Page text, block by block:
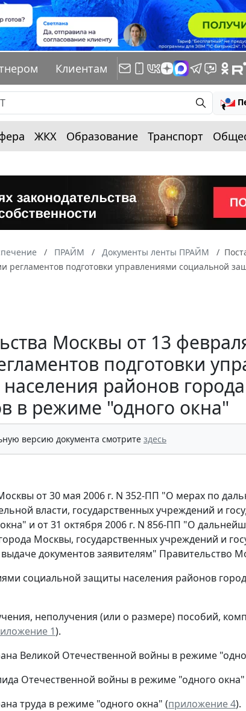
Клиентам
ЖКХ Образование Транспорт
ПРАЙМ Документы ленты ПРАЙМ
регламентов подготовки управлениями социальной
Москвы от 13
подготовки
районов
в режиме "одного окна"
версию документа смотрите здесь
от 30 мая 2006 г. N 352-ПП "О мерах по
власти, государственных учреждений и
и от 31 октября 2006 г. N 856-ПП "О
Москвы, государственных учреждений и
документов заявителям" Правительство
социальной защиты населения районов
неполучения (или о размере) пособий,
1).
Великой Отечественной войны в режиме
Отечественной войны в режиме "одного окна"
труда в режиме "одного окна" (приложение 4).